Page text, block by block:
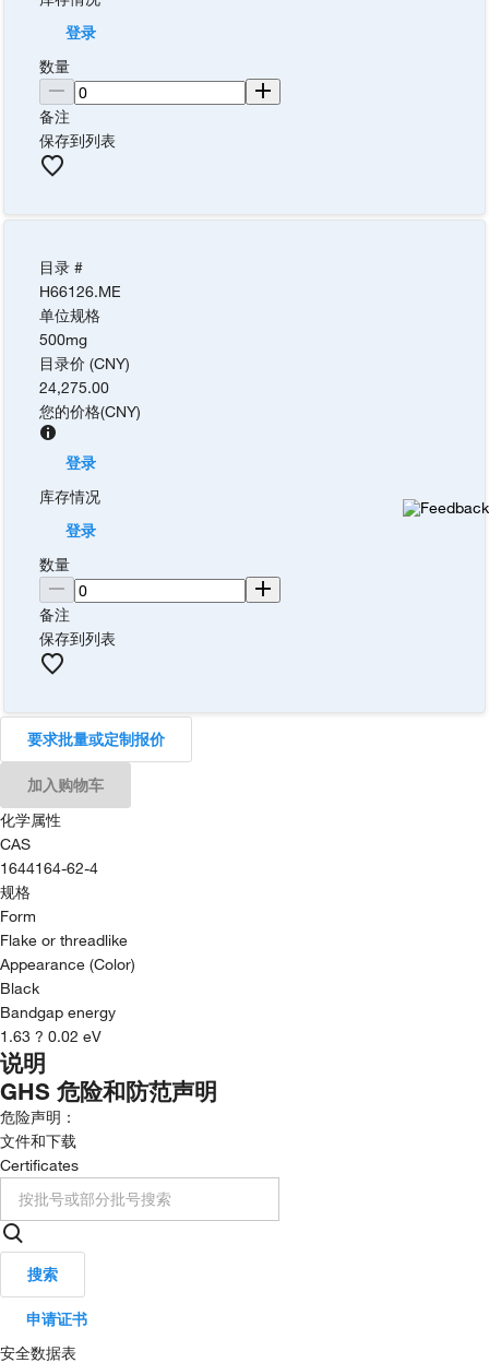
登录
数量
备注
保存到列表
目录 #
H66126.ME
单位规格
500mg
目录价 (CNY)
24,275.00
您的价格(CNY)
登录
库存情况
登录
数量
备注
保存到列表
要求批量或定制报价
加入购物车
化学属性
CAS
1644164-62-4
规格
Form
Flake or threadlike
Appearance (Color)
Black
Bandgap energy
1.63 ? 0.02 eV
说明
GHS 危险和防范声明
危险声明：
文件和下载
Certificates
搜索
申请证书
安全数据表